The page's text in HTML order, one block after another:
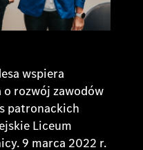
wspiera
o rozwój zawodów
patronackich
Liceum
9 marca 2022 r.